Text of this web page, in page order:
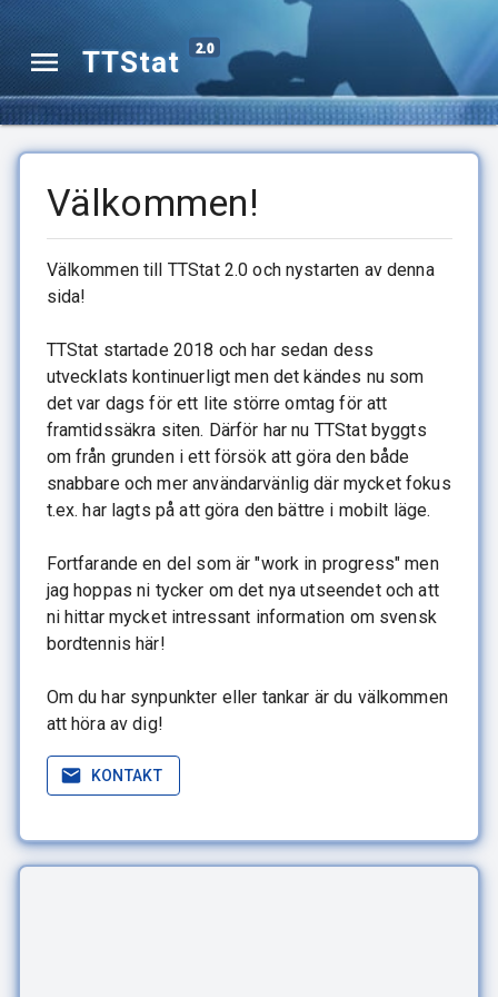
TTStat 2.0
Välkommen!
Välkommen till TTStat 2.0 och nystarten av denna
sida!
TTStat startade 2018 och har sedan dess
utvecklats kontinuerligt men det kändes nu som
det var dags för ett lite större omtag för att
framtidssäkra siten. Därför har nu TTStat byggts
om från grunden i ett försök att göra den både
snabbare och mer användarvänlig där mycket fokus
t.ex. har lagts på att göra den bättre i mobilt läge.
Fortfarande en del som är "work in progress" men
jag hoppas ni tycker om det nya utseendet och att
ni hittar mycket intressant information om svensk
bordtennis här!
Om du har synpunkter eller tankar är du välkommen
att höra av dig!
KONTAKT